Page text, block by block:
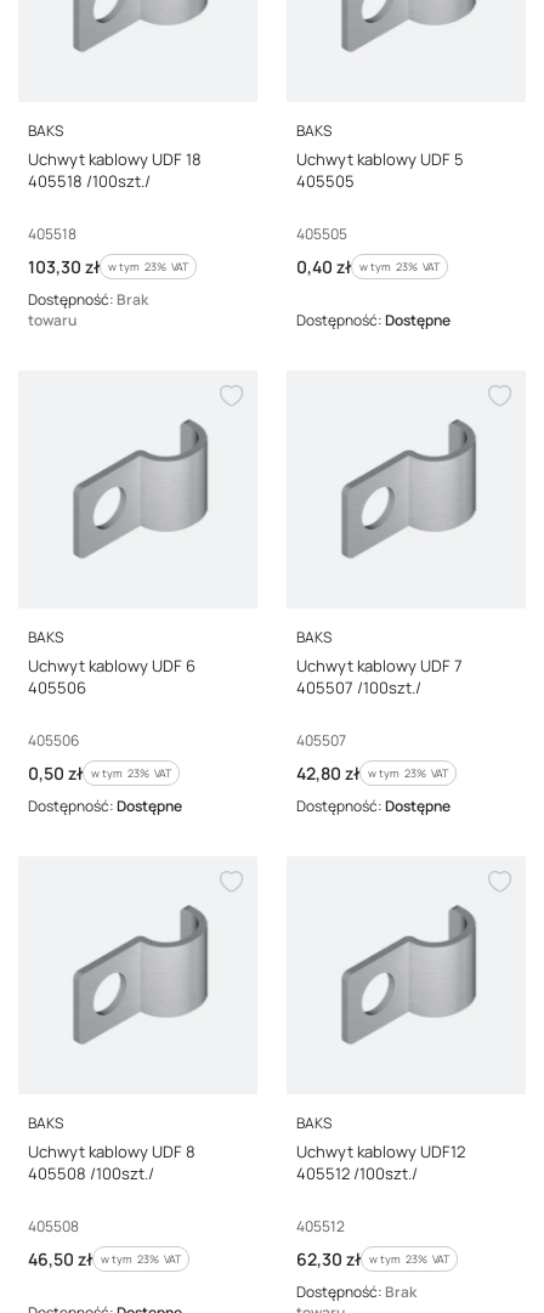
PRODUCENT
BAKS
Uchwyt kablowy UDF 18
405518 /100szt./
Kod producenta
405518
Cena brutto
103,30 zł w tym %s VAT
w tym 23% VAT
Dostępność: Brak
towaru
PRODUCENT
BAKS
Uchwyt kablowy UDF 5
405505
Kod producenta
405505
Cena brutto
0,40 zł w tym %s VAT
w tym 23% VAT
Dostępność:Dostępne
PRODUCENT
BAKS
Uchwyt kablowy UDF 6
405506
Kod producenta
405506
Cena brutto
0,50 zł w tym %s VAT
w tym 23% VAT
Dostępność:Dostępne
PRODUCENT
BAKS
Uchwyt kablowy UDF 7
405507 /100szt./
Kod producenta
405507
Cena brutto
42,80 zł w tym %s VAT
w tym 23% VAT
Dostępność:Dostępne
PRODUCENT
BAKS
Uchwyt kablowy UDF 8
405508 /100szt./
Kod producenta
405508
Cena brutto
46,50 zł w tym %s VAT
w tym 23% VAT
PRODUCENT
BAKS
Uchwyt kablowy UDF12
405512 /100szt./
Kod producenta
405512
Cena brutto
62,30 zł w tym %s VAT
w tym 23% VAT
Dostępność: Brak